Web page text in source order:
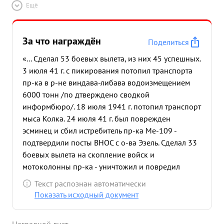
февраля 1943 года, несмо огонь заимодейс свии
18 прожек торами, произвел бомбоудар по
резуль ате бо ооудара возникло два больших
очага пожара. 24 ота 1943 года роизвел
бомбоудар пр по Купечес авами порта лин, где
воз икло два очага пожара, которые горели
течение 25-т и нут. апреля 1943 года транспорт,
вани ВМБ лин. рез ультате прямого попадания
ОСМО послед ни важжен. лин взорвал мая скл
1945 ад с горючим. южной части причалов Гавани
порта Талчасти. результате дания и Июня во
бомбоудара ВИК 1943 овение по сильных жел.
перегоне дор. пожаров. эшелону Волосе эшелон
во-Красно отмечено разбит четыр вардейск/ в
две попа За коротки промежуток времени /июль-
Ещё
За что награждён
Поделиться
«... Сделал 53 боевых вылета, из них 45 успешных.
3 июля 41 г. с пикирования потопил транспорта
пр-ка в р-не виндава-либава водоизмещением
6000 тонн /по дтверждено сводкой
информбюро/. 18 июля 1941 г. потопил транспорт
мыса Колка. 24 июля 41 г. был поврежден
эсминец и сбил истребитель пр-ка Ме-109 -
подтвердили посты ВНОС с о-ва Эзель. Сделал 33
боевых вылета на скопление войск и
мотоколонны пр-ка - уничтожил и повредил
около 20 танков 50 автомашин с войсками и
грузами пр-ка, истребил много солдат и
Текст распознан автоматически
Показать исходный документ